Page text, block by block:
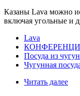
Казаны Lava можно
включая угольные и
Lava
Посуда из
Чугунная
Читать далее